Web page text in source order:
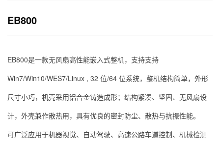
EB800
EB800是一款无风扇高性能嵌入式整机，支持支持
Win7/Win10/WES7/Linux , 32 位/64 位系统，整机结构简单，外形
尺寸小巧，机壳采用铝合金铸造成形；结构紧凑、坚固、无风扇设
计，外壳兼作散热用，具有优良的密封防尘、散热与抗振性能。
可广泛应用于机器视觉、自动驾驶、高速公路车道控制、机械检测